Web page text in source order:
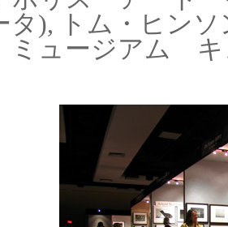
タ), トム・ヒン
ュージアム キ